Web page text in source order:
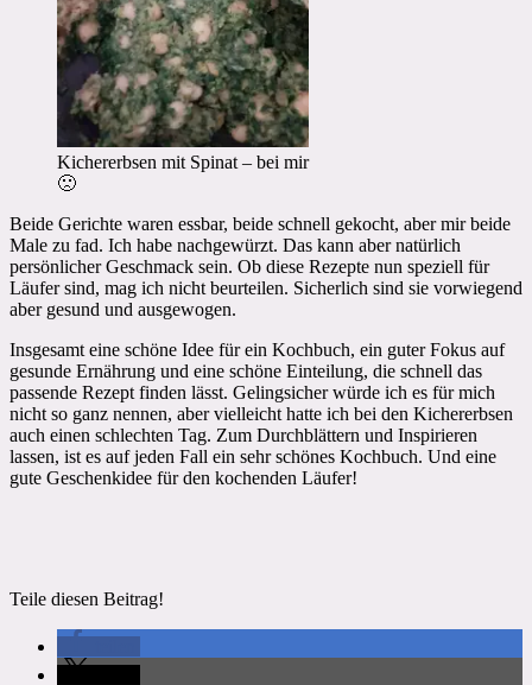
Kichererbsen mit Spinat – bei mir
🙁
Beide Gerichte waren essbar, beide schnell gekocht, aber mir beide
Male zu fad. Ich habe nachgewürzt. Das kann aber natürlich
persönlicher Geschmack sein. Ob diese Rezepte nun speziell für
Läufer sind, mag ich nicht beurteilen. Sicherlich sind sie vorwiegend
aber gesund und ausgewogen.
Insgesamt eine schöne Idee für ein Kochbuch, ein guter Fokus auf
gesunde Ernährung und eine schöne Einteilung, die schnell das
passende Rezept finden lässt. Gelingsicher würde ich es für mich
nicht so ganz nennen, aber vielleicht hatte ich bei den Kichererbsen
auch einen schlechten Tag. Zum Durchblättern und Inspirieren
lassen, ist es auf jeden Fall ein sehr schönes Kochbuch. Und eine
gute Geschenkidee für den kochenden Läufer!
Teile diesen Beitrag!